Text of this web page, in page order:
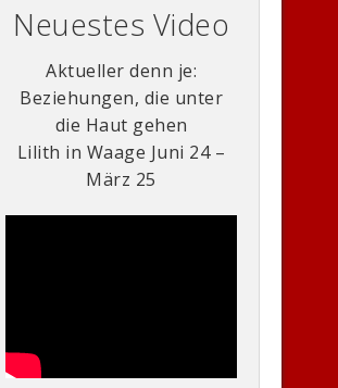
Neuestes Video
Aktueller denn je:
Beziehungen, die unter
die Haut gehen
Lilith in Waage Juni 24 –
März 25